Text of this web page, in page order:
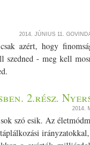
2014. JÚNIUS 11.
azért, hogy
szedned - meg kell
2.rész.
2014.
nyers tojást cukorral kikeverve. De mindenesetre az biztos, hogy amíg az étel tartalmazza az enzimjeit (akár gyümölcs, akár hús), az a szervezetnek csak jó lehet. A múlt század elején a nyers tejet gyógyításra is használták! BICSÉRDY Béla (1872-1951) fiatal korában szélsőséges életmódot folytatott, mely következtében gyógyíthatatlan betegséget szerzett. 28 éves korában áttért a vegetáriánus nyers kosztra, mellette sokat foglalkozott a testi erőnlét fejlesztésével. Élet és táplálkozásfilozófiájának alapja Mózes 1. könyve, 1.fejezet 29.verse: ,,Aztán azt mondta az Isten: nézzétek, néktek adok minden növényt az egész Földön, amely magot terem és minden fát, amely magot rejtő gyümölcsöt érlel, hogy táplálékotok legyen. A Bicsérdyzmus lényege tisztán gyümölcsevés, a nyers táplálék kizárólagos fogyasztása. Rendszeresen böjtölt, tanításaiban kitért a mozgásra, légzésre, fürdésre, napozásra, pihenésre, meditációra. A mai kor képviselője Victoria BOUTENKO, akinek történetét ajánlom elolvasára mindenkinek. Egy orosz családról szól, akik 1989-ben az USA-ba költöztek. Victoria az amerikai étrendnek köszönhetően 2 év alatt 45 kg-ot hízott, a fia cukorbeteg lett, és a férje sem mondhatta el magáról, hogy egészséges. Szóval egyik napról a másikra áttértek a nyers étkezésre. 11 évig nagyon jól érezték magukat, majd kezdték úgy érezni, mintha valami hiányozna a táplálkozásukból. És ekkor lett figyelmes Victoria a zöld levelekre, amelyek csak kis mennyiségben voltak részei az étkezésüknek. Megfigyelte a csimpánzok táplálkozását, amely során kiderült, hogy azok étrendjének a gerincét a gyümölcsök és a zöld levelek tették ki, és csak kis mennyiségben fogyasztottak magvakat növényszárakat, fakérget és rovarokat. Gourmet nyersevők Fő táplálékuk a klorofillban gazdag zöld levelek, gyümölcsök, zöldségek, csírák, olajos magvak . A nyersevők törekednek arra, hogy a hagyományos ételekhez hasonló ételkompozíciókat készítsenek, amik legalább kinézetben hasonlítanak a megszokott ételekhez. Sok nyersevő azonban a teljes értékű szénhidrátok helyett/­­mellett sok olajos magokat is fogyaszt (zsírt), amik jelentősen megterhelik a